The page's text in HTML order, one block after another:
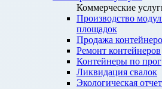
Коммерческие
Производство
площадок
Продажа
Ремонт контейнеров
Контейнеры по
Ликвидация свалок
Экологическая